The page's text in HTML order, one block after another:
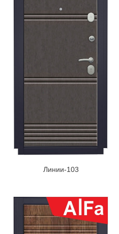
Линии-103